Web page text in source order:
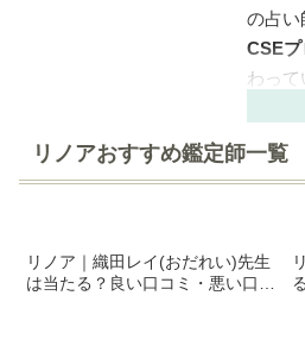
の占い
CSE
わって
ロダ
つ、
鑑定料
ナブル
リノアおすすめ鑑定師一覧
リノア｜織田レイ(おだれい)先生
は当たる？良い口コミ・悪い口コ